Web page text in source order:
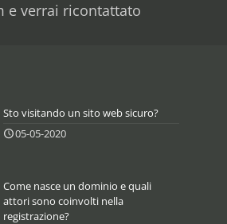
e verrai ricontattato
Sto visitando un sito web sicuro?
05-05-2020
Come nasce un dominio e quali
attori sono coinvolti nella
registrazione?